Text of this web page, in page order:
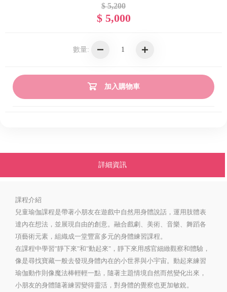
$ 5,200
$ 5,000
數量:
加入購物車
詳細資訊
課程介紹
兒童瑜伽課程是帶著小朋友在遊戲中自然用身體說話，運用肢體表
達內在想法，並展現自由的創意。融合戲劇、美術、音樂、舞蹈各
項藝術元素，組織成一堂豐富多元的身體練習課程。
在課程中學習"靜下來"和"動起來"，靜下來用感官細緻觀察和體驗，
像是尋找寶藏一般去發現身體內在的小世界與小宇宙。動起來練習
瑜伽動作則像魔法棒輕輕一點，隨著主題情境自然而然變化出來，
小朋友的身體隨著練習變得靈活，對身體的覺察也更加敏銳。